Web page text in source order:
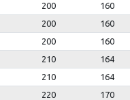
200 160
200 160
200 160
210 164
210 164
220 170